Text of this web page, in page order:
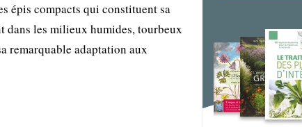
épis compacts qui constituent sa
dans les milieux humides, tourbeux
remarquable adaptation aux